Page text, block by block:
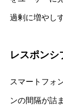
過剰に増やし
レスポンシ
スマートフォ
ンの間隔が詰